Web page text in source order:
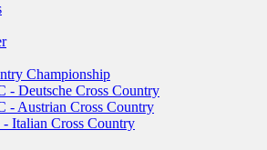
Championship
- Deutsche Cross Country
- Austrian Cross Country
Italian Cross Country